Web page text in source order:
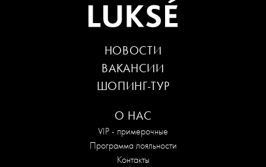
О НАС
VIP - примерочные
Программа лояльности
Контакты
НОВОСТИ
ВАКАНСИИ
ШОПИНГ-ТУР